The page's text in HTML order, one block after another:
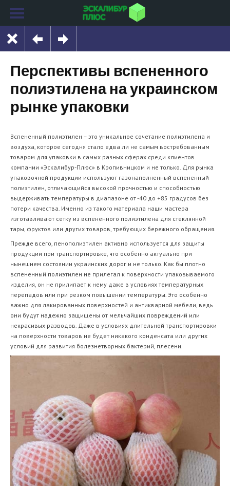
Перспективы вспененного
полиэтилена на украинском
рынке упаковки
Вспененный полиэтилен – это уникальное сочетание полиэтилена и
воздуха, которое сегодня стало едва ли не самым востребованным
товаром для упаковки в самых разных сферах среди клиентов
компании «Эскалибур-Плюс» в Кропивницком и не только. Для рынка
упаковочной продукции используют газонаполненный вспененный
полиэтилен, отличающийся высокой прочностью и способностью
выдерживать температуры в диапазоне от -40 до +85 градусов без
потери качества. Именно из такого материала наши мастера
изготавливают сетку из вспененного полиэтилена для стеклянной
тары, фруктов или других товаров, требующих бережного обращения.
Прежде всего, пенополиэтилен активно используется для защиты
продукции при транспортировке, что особенно актуально при
нынешнем состоянии украинских дорог и не только. Как бы плотно
вспененный полиэтилен не прилегал к поверхности упаковываемого
изделия, он не прилипает к нему даже в условиях температурных
перепадов или при резком повышении температуры. Это особенно
важно для лакированных поверхностей и антикварной мебели, ведь
они будут надежно защищены от мельчайших повреждений или
некрасивых разводов. Даже в условиях длительной транспортировки
на поверхности товаров не будет никакого конденсата или других
условий для развития болезнетворных бактерий, плесени.